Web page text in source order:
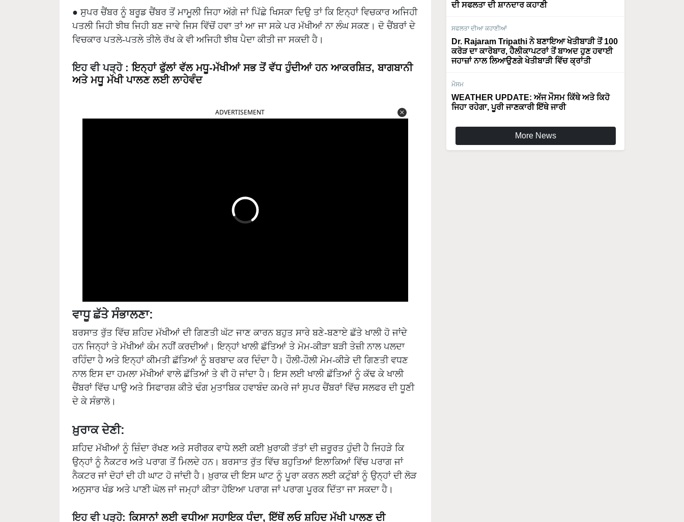
● ਸੁਪਰ ਚੈਂਬਰ ਨੂੰ ਬਰੂਡ ਚੈਂਬਰ ਤੋਂ ਮਾਮੂਲੀ ਜਿਹਾ ਅੱਗੇ ਜਾਂ ਪਿੱਛੇ ਖਿਸਕਾ ਦਿਉ ਤਾਂ ਕਿ ਇਨ੍ਹਾਂ ਵਿਚਕਾਰ ਅਜਿਹੀ
ਪਤਲੀ ਜਿਹੀ ਝੀਥ ਜਿਹੀ ਬਣ ਜਾਵੇ ਜਿਸ ਵਿੱਚੋਂ ਹਵਾ ਤਾਂ ਆ ਜਾ ਸਕੇ ਪਰ ਮੱਖੀਆਂ ਨਾ ਲੰਘ ਸਕਣ। ਦੋ ਚੈਂਬਰਾਂ ਦੇ
ਵਿਚਕਾਰ ਪਤਲੇ-ਪਤਲੇ ਤੀਲੇ ਰੱਖ ਕੇ ਵੀ ਅਜਿਹੀ ਝੀਥ ਪੈਦਾ ਕੀਤੀ ਜਾ ਸਕਦੀ ਹੈ।
ਇਹ ਵੀ ਪੜ੍ਹੋ : ਇਨ੍ਹਾਂ ਫੁੱਲਾਂ ਵੱਲ ਮਧੂ-ਮੱਖੀਆਂ ਸਭ ਤੋਂ ਵੱਧ ਹੁੰਦੀਆਂ ਹਨ ਆਕਰਸ਼ਿਤ, ਬਾਗਬਾਨੀ
ਅਤੇ ਮਧੂ ਮੱਖੀ ਪਾਲਣ ਲਈ ਲਾਹੇਵੰਦ
ਬਰਸਾਤ ਰੁੱਤ ਵਿੱਚ ਸ਼ਹਿਦ ਮੱਖੀਆਂ ਦੀ ਗਿਣਤੀ ਘੱਟ ਜਾਣ ਕਾਰਨ ਬਹੁਤ ਸਾਰੇ ਬਣੇ-ਬਣਾਏ ਛੱਤੇ ਖਾਲੀ ਹੋ ਜਾਂਦੇ
ਹਨ ਜਿਨ੍ਹਾਂ ਤੇ ਮੱਖੀਆਂ ਕੰਮ ਨਹੀਂ ਕਰਦੀਆਂ। ਇਨ੍ਹਾਂ ਖਾਲੀ ਛੱਤਿਆਂ ਤੇ ਮੋਮ-ਕੀੜਾ ਬੜੀ ਤੇਜ਼ੀ ਨਾਲ ਪਲਦਾ
ਰਹਿੰਦਾ ਹੈ ਅਤੇ ਇਨ੍ਹਾਂ ਕੀਮਤੀ ਛੱਤਿਆਂ ਨੂੰ ਬਰਬਾਦ ਕਰ ਦਿੰਦਾ ਹੈ। ਹੌਲੀ-ਹੌਲੀ ਮੋਮ-ਕੀੜੇ ਦੀ ਗਿਣਤੀ ਵਧਣ
ਨਾਲ ਇਸ ਦਾ ਹਮਲਾ ਮੱਖੀਆਂ ਵਾਲੇ ਛੱਤਿਆਂ ਤੇ ਵੀ ਹੋ ਜਾਂਦਾ ਹੈ। ਇਸ ਲਈ ਖਾਲੀ ਛੱਤਿਆਂ ਨੂੰ ਕੱਢ ਕੇ ਖਾਲੀ
ਚੈਂਬਰਾਂ ਵਿੱਚ ਪਾਉ ਅਤੇ ਸਿਫਾਰਸ਼ ਕੀਤੇ ਢੰਗ ਮੁਤਾਬਿਕ ਹਵਾਬੰਦ ਕਮਰੇ ਜਾਂ ਸੁਪਰ ਚੈਂਬਰਾਂ ਵਿੱਚ ਸਲਫਰ ਦੀ ਧੂਣੀ
ਦੇ ਕੇ ਸੰਭਾਲੋ।
ਸ਼ਹਿਦ ਮੱਖੀਆਂ ਨੂੰ ਜ਼ਿੰਦਾ ਰੱਖਣ ਅਤੇ ਸਰੀਰਕ ਵਾਧੇ ਲਈ ਕਈ ਖ਼ੁਰਾਕੀ ਤੱਤਾਂ ਦੀ ਜ਼ਰੂਰਤ ਹੁੰਦੀ ਹੈ ਜਿਹੜੇ ਕਿ
ਉਨ੍ਹਾਂ ਨੂੰ ਨੈਕਟਰ ਅਤੇ ਪਰਾਗ ਤੋਂ ਮਿਲਦੇ ਹਨ। ਬਰਸਾਤ ਰੁੱਤ ਵਿੱਚ ਬਹੁਤਿਆਂ ਇਲਾਕਿਆਂ ਵਿੱਚ ਪਰਾਗ ਜਾਂ
ਨੈਕਟਰ ਜਾਂ ਦੋਹਾਂ ਦੀ ਹੀ ਘਾਟ ਹੋ ਜਾਂਦੀ ਹੈ। ਖ਼ੁਰਾਕ ਦੀ ਇਸ ਘਾਟ ਨੂੰ ਪੂਰਾ ਕਰਨ ਲਈ ਕਟੁੰਬਾਂ ਨੂੰ ਉਨ੍ਹਾਂ ਦੀ ਲੋੜ
ਅਨੁਸਾਰ ਖੰਡ ਅਤੇ ਪਾਣੀ ਘੋਲ ਜਾਂ ਜਮ੍ਹਾਂ ਕੀਤਾ ਹੋਇਆ ਪਰਾਗ ਜਾਂ ਪਰਾਗ ਪੂਰਕ ਦਿੱਤਾ ਜਾ ਸਕਦਾ ਹੈ।
ਸਿਖਲਾਈ
ਦੀ ਸਫਲਤਾ ਦੀ ਸ਼ਾਨਦਾਰ ਕਹਾਣੀ
ਸਫਲਤਾ ਦੀਆ ਕਹਾਣੀਆਂ
Dr. Rajaram Tripathi ਨੇ ਬਣਾਇਆ ਖੇਤੀਬਾੜੀ ਤੋਂ 100
ਕਰੋੜ ਦਾ ਕਾਰੋਬਾਰ, ਹੈਲੀਕਾਪਟਰਾਂ ਤੋਂ ਬਾਅਦ ਹੁਣ ਹਵਾਈ
ਜਹਾਜ਼ਾਂ ਨਾਲ ਲਿਆਉਣਗੇ ਖੇਤੀਬਾੜੀ ਵਿੱਚ ਕ੍ਰਾਂਤੀ
ਮੌਸਮ
WEATHER UPDATE: ਅੱਜ ਮੌਸਮ ਕਿੱਥੇ ਅਤੇ ਕਿਹੋ
ਜਿਹਾ ਰਹੇਗਾ, ਪੂਰੀ ਜਾਣਕਾਰੀ ਇੱਥੇ ਜਾਰੀ
More News